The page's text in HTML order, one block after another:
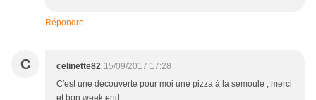
Répondre
C celinette82 15/09/2017 17:28
C'est une découverte pour moi une pizza à la semoule , merci
et bon week end